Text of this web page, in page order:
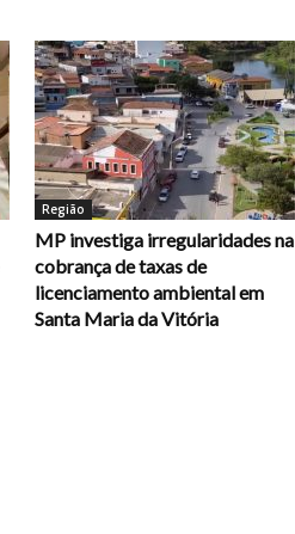
Região
MP investiga irregularidades na
cobrança de taxas de
licenciamento ambiental em
Santa Maria da Vitória